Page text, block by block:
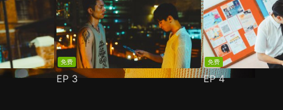
免费
EP 3
免费
EP4